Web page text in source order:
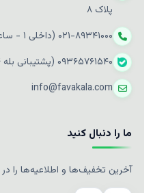
پلاک ۸
۰۲۱-۸۹۳۴۱۰۰۰ (داخلی ۱ - ساعت ۹ الی ۱۸)
۰۹۳۶۵۷۶۱۵۴۰ (پشتیبانی بله ۲۴ ساعته)
info@favakala.com
ما را دنبال کنید
آخرین تخفیف‌ها و اطلاعیه‌ها را